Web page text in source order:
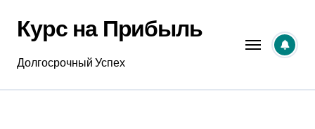
содержанию
Курс на Прибыль
Долгосрочный Успех